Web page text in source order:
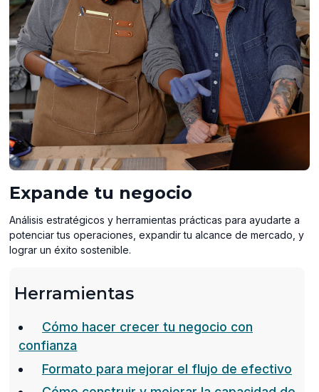
Expande tu negocio
Análisis estratégicos y herramientas prácticas para ayudarte a
potenciar tus operaciones, expandir tu alcance de mercado, y
lograr un éxito sostenible.
Herramientas
Cómo hacer crecer tu negocio con
confianza
Formato para mejorar el flujo de efectivo